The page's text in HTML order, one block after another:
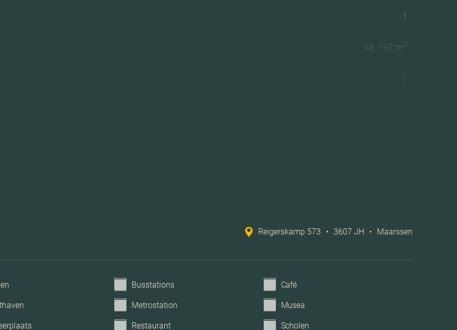
1
ca. 192 m3
Geen garage
Reigerskamp 573 • 3607 JH • Maarssen
Busstations Café
Metrostation Musea
Restaurant Scholen